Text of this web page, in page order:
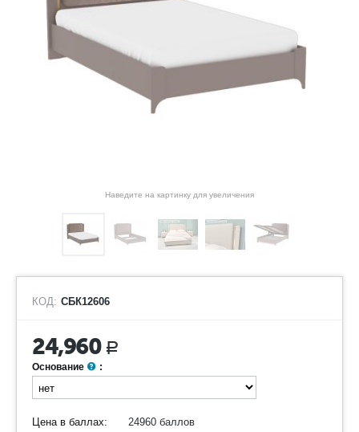
Наведите на картинку для увеличения
КОД: СБК12606
24,960 Р
Основание :
Цена в баллах:
24960 баллов